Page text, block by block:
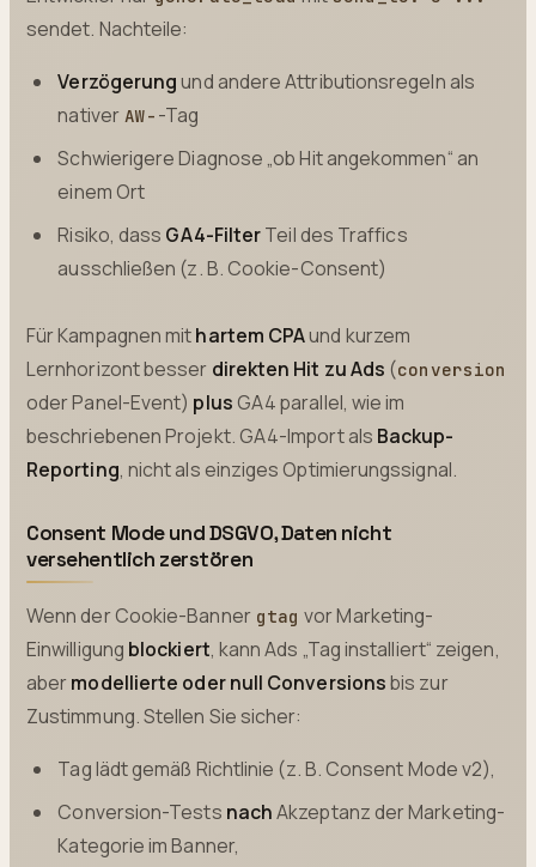
sendet. Nachteile:
Verzögerungund andere Attributionsregeln als
nativer AW- -Tag
Schwierigere Diagnose „ob Hit angekommen“ an
einem Ort
Risiko, dass GA4-FilterTeil des Traffics
ausschließen (z. B. Cookie-Consent)
Für Kampagnen mithartem CPAund kurzem
Lernhorizont besser direkten Hit zu Ads (conversion
oder Panel-Event) plus GA4 parallel, wie im
beschriebenen Projekt. GA4-Import als Backup-
Reporting, nicht als einziges Optimierungssignal.
Consent Mode und DSGVO, Daten nicht
versehentlich zerstören
Wenn der Cookie-Banner gtag vor Marketing-
Einwilligung blockiert, kann Ads „Tag installiert“ zeigen,
abermodellierte oder null Conversionsbis zur
Zustimmung. Stellen Sie sicher:
Tag lädt gemäß Richtlinie (z. B. Consent Mode v2),
Conversion-Tests nachAkzeptanz der Marketing-
Kategorie im Banner,